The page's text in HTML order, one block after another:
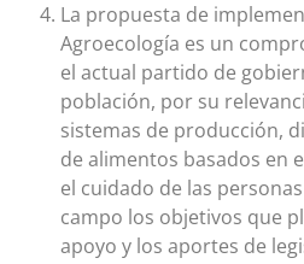
La propuesta de
Agroecología es un
el actual partido de
población, por su
sistemas de producción,
de alimentos basados en
el cuidado de las
campo los objetivos que
apoyo y los aportes de